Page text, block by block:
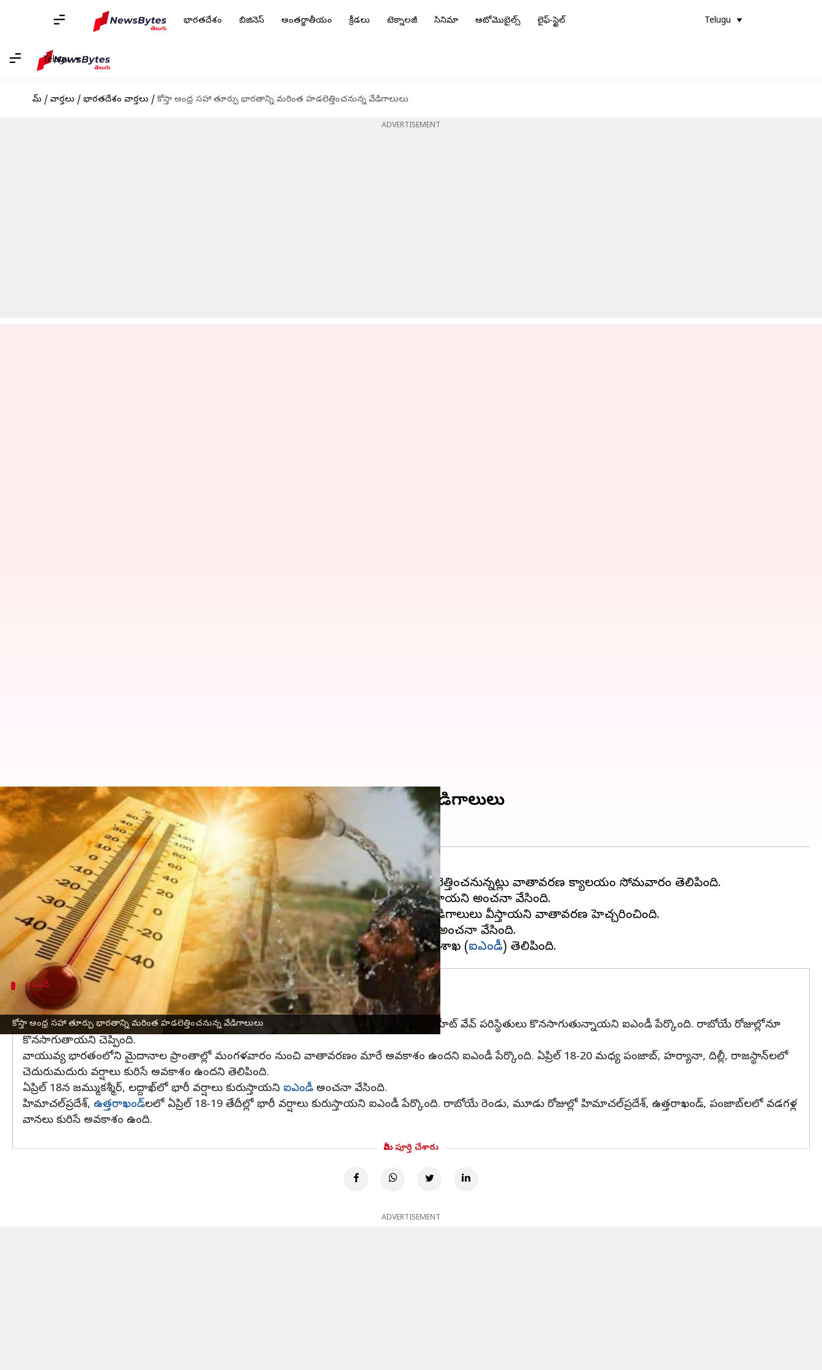
భారతదేశం బిజినెస్ అంతర్జాతీయం క్రీడలు టెక్నాలజీ సినిమా ఆటోమొబైల్స్ లైఫ్-స్టైల్ Telugu
Telugu
హోమ్ / వార్తలు / భారతదేశం వార్తలు / కోస్తా అంధ్ర సహా తూర్పు భారతాన్ని మరింత హడలెత్తించనున్న వేడిగాలులు
ADVERTISEMENT
కోస్తా అంధ్ర సహా తూర్పు భారతాన్ని మరింత హడలెత్తించనున్న వేడిగాలులు
కోస్తా అంధ్ర సహా తూర్పు భారతాన్ని మరింత హడలెత్తించనున్న వేడిగాలులు
వ్రాసిన వారు Apr 17, 2023 06:36 pm
ఈ వార్తాకథనం ఏంటి
రాబోయే నాలుగు రోజుల్లో తూర్పుభారతదేశం
లోని కొన్ని ప్రాంతాల్లో వేడిగాలులు మరింత హడలెత్తించనున్నట్లు వాతావరణ కార్యాలయం సోమవారం తెలిపింది.
అలాగే రాబోయే రెండు రోజుల్లో దేశంలోని వాయువ్య ప్రాంతంలో హీట్ వేవ్ పరిస్థితులు నెలకొంటాయని అంచనా వేసింది.
గంగా నది తీరంలోని పశ్చిమ బెంగాల్ , బిహార్‌లో నాలుగు రోజుల పాటుఉష్ణోగ్రతలుపెరిగి, వేడిగాలులు వీస్తాయని వాతావరణ హెచ్చరించింది.
సిక్కిం, ఒడిశా, జార్ఖండ్‌లో కూడా రాబోయే రెండు, మూడు రోజుల్లో ఉష్ణోగ్రతలు పెరుగుతాయని అంచనా వేసింది.
ఏప్రిల్ 18-19 తేదీల్లో తూర్పు ఉత్తరప్రదేశ్ వేడి గాలులు కొనసాగుతాయని భారత వాతావరణ శాఖ (ఐఎండీ
ఐఎండీ
పంజాబ్, హర్యానా, దిల్లీలో వర్షాలు
బెంగాల్‌లో గత ఆరు రోజులుగా, కోస్తాఆంధ్రప్రదేశ్‌లో నాలుగు రోజులుగా, బీహార్‌లో మూడు రోజులుగా హీట్ వేవ్ పరిస్థితులు కొనసాగుతున్నాయని ఐఎండీ పేర్కొంది. రాబోయే రోజుల్లోనూ
కొనసాగుతాయని చెప్పింది.
వాయువ్య భారతంలోని మైదానాల ప్రాంతాల్లో మంగళవారం నుంచి వాతావరణం మారే అవకాశం ఉందని ఐఎండీ పేర్కొంది. ఏప్రిల్ 18-20 మధ్య పంజాబ్, హర్యానా, దిల్లీ, రాజస్థాన్‌లలో
చెదురుమదురు వర్షాలు కురిసే అవకాశం ఉందని తెలిపింది.
ఏప్రిల్ 18న జమ్ముకశ్మీర్, లద్దాఖ్‌లో భారీ వర్షాలు కురుస్తాయని ఐఎండీ అంచనా వేసింది.
హిమాచల్‌ప్రదేశ్, ఉత్తరాఖండ్‌లలో ఏప్రిల్ 18-19 తేదీల్లో భారీ వర్షాలు కురుస్తాయని ఐఎండీ పేర్కొంది. రాబోయే రెండు, మూడు రోజుల్లో హిమాచల్‌ప్రదేశ్, ఉత్తరాఖండ్, పంజాబ్‌లలో వడగళ్ల
వానలు కురిసే అవకాశం ఉంది.
మీరు పూర్తి చేశారు
ADVERTISEMENT